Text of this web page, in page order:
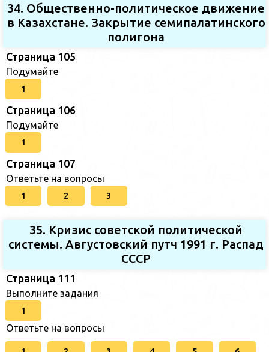
34. Общественно-политическое движение
в Казахстане. Закрытие семипалатинского
полигона
Страница 105
Подумайте
1
Страница 106
Подумайте
1
Страница 107
Ответьте на вопросы
1 2 3
35. Кризис советской политической
системы. Августовский путч 1991 г. Распад
СССР
Страница 111
Выполните задания
1
Ответьте на вопросы